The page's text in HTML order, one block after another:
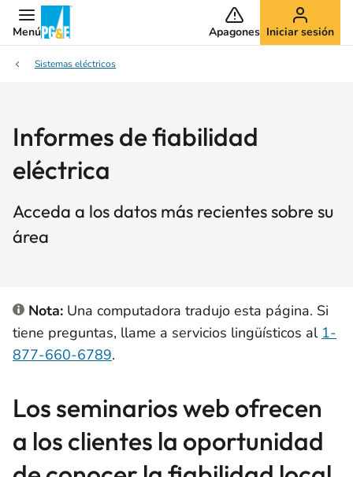
Menú Apagones Iniciar sesión
Sistemas eléctricos
Informes de fiabilidad
eléctrica
Acceda a los datos más recientes sobre su
área
Nota: Una computadora tradujo esta página. Si
tiene preguntas, llame a servicios lingüísticos al 1-
877-660-6789.
Los seminarios web ofrecen
a los clientes la oportunidad